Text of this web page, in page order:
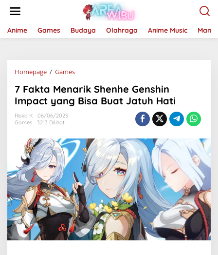
Anime Games Budaya Olahraga Anime Music
Homepage / Games7
Menarik
Shenhe
Genshin
Buat
Jatuh
Hati
7 Fakta Menarik Shenhe Genshin
Impact yang Bisa Buat Jatuh Hati
Riska K
06/06/2023
Games
3213 Dilihat